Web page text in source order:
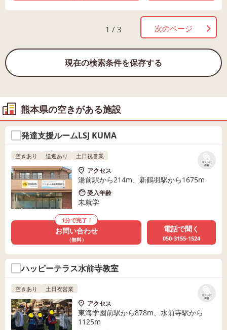
1 / 3 次のページ
現在の検索条件を保存する
熊本県の空きがある施設
発達支援ルームLSJ KUMA
リストに
保存
空きあり 送迎あり 土日祝営業
アクセス
湯前駅から214m、新鶴羽駅から1675m
受入年齢
未就学
1分で完了！
お問い合わせ
（無料）
電話で聞く
050-3155-1524
ハッピーテラス水前寺教室
リストに
保存
空きあり 土日祝営業
アクセス
東海学園前駅から878m、水前寺駅から
1125m